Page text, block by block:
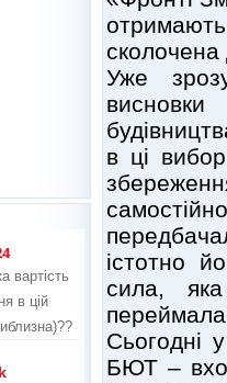
сколочена
Уже
в ці
істотно
сила,
Сьогодні
БЮТ –